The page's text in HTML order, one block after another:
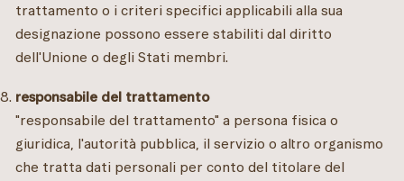
trattamento o i criteri specifici applicabili alla sua
designazione possono essere stabiliti dal diritto
dell'Unione o degli Stati membri.
responsabile del trattamento
"responsabile del trattamento" a persona fisica o
giuridica, l'autorità pubblica, il servizio o altro organismo
che tratta dati personali per conto del titolare del